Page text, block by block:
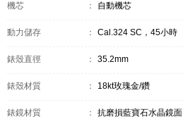
機芯 ： 自動機芯
動力儲存 ： Cal.324 SC，45小時
錶殼直徑 ： 35.2mm
錶殼材質 ： 18kt玫瑰金/鑽
錶鏡材質 ： 抗磨損藍寶石水晶鏡面